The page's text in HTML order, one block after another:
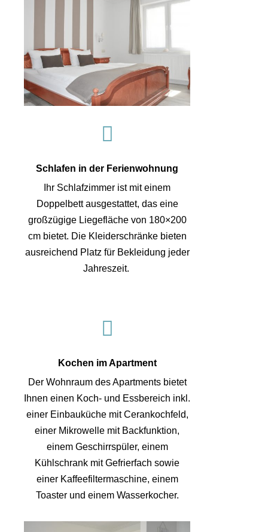

Schlafen in der Ferienwohnung
Ihr Schlafzimmer ist mit einem
Doppelbett ausgestattet, das eine
großzügige Liegefläche von 180×200
cm bietet. Die Kleiderschränke bieten
ausreichend Platz für Bekleidung jeder
Jahreszeit.

Kochen im Apartment
Der Wohnraum des Apartments bietet
Ihnen einen Koch- und Essbereich inkl.
einer Einbauküche mit Cerankochfeld,
einer Mikrowelle mit Backfunktion,
einem Geschirrspüler, einem
Kühlschrank mit Gefrierfach sowie
einer Kaffeefiltermaschine, einem
Toaster und einem Wasserkocher.